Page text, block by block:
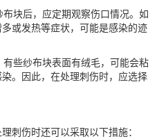
块后，应定期观察伤口情况。如
或发热等症状，可能是感染的迹
些纱布块表面有绒毛，可能会粘
。因此，在处理刺伤时，应选择
刺伤时还可以采取以下措施：